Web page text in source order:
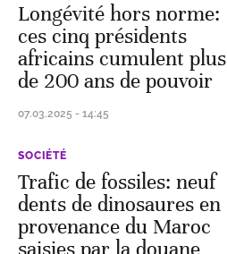
Longévité hors norme:
ces cinq présidents
africains cumulent plus
de 200 ans de pouvoir
07.03.2025 - 14:45
SOCIÉTÉ
Trafic de fossiles: neuf
dents de dinosaures en
provenance du Maroc